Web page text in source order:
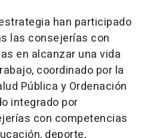
han participado
las consejerías con
en alcanzar una vida
coordinado por la
Pública y Ordenación
integrado por
con competencias
deporte,